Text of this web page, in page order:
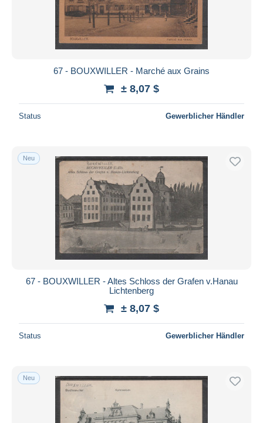
67 - BOUXWILLER - Marché aux Grains
± 8,07 $
Status Gewerblicher Händler
Neu
67 - BOUXWILLER - Altes Schloss der Grafen v.Hanau
Lichtenberg
± 8,07 $
Status Gewerblicher Händler
Neu